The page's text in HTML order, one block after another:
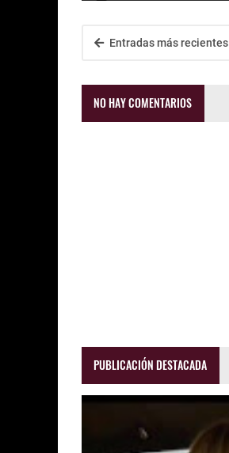
Entradas más recientes
NO HAY COMENTARIOS
PUBLICACIÓN DESTACADA